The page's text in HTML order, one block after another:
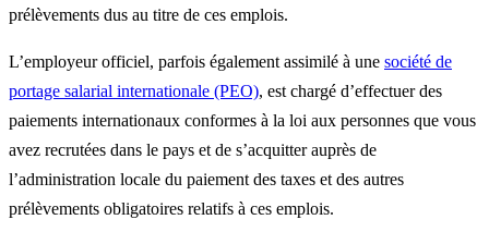
prélèvements dus au titre de ces emplois.
L’employeur officiel, parfois également assimilé à une société de
portage salarial internationale (PEO), est chargé d’effectuer des
paiements internationaux conformes à la loi aux personnes que vous
avez recrutées dans le pays et de s’acquitter auprès de
l’administration locale du paiement des taxes et des autres
prélèvements obligatoires relatifs à ces emplois.